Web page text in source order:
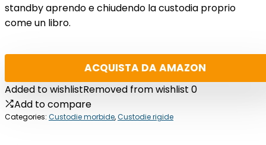
standby aprendo e chiudendo la custodia proprio
come un libro.
ACQUISTA DA AMAZON
Added to wishlistRemoved from wishlist 0
Add to compare
Categories: Custodie morbide,Custodie rigide